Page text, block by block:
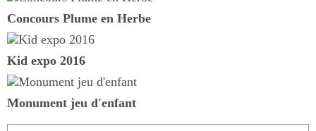
Concours Plume en Herbe
Kid expo 2016
Monument jeu d'enfant